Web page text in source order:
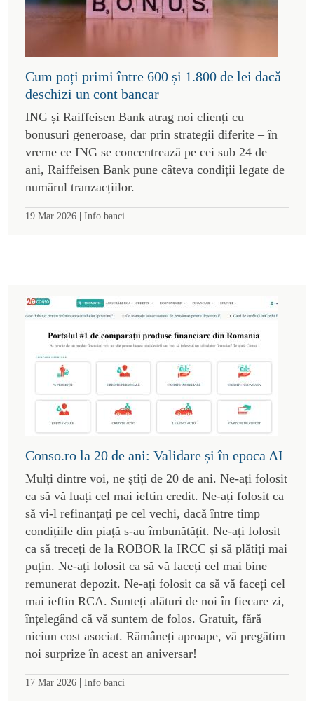
Cum poți primi între 600 și 1.800 de lei dacă
deschizi un cont bancar
ING și Raiffeisen Bank atrag noi clienți cu
bonusuri generoase, dar prin strategii diferite – în
vreme ce ING se concentrează pe cei sub 24 de
ani, Raiffeisen Bank pune câteva condiții legate de
numărul tranzacțiilor.
19 Mar 2026 | Info banci
Conso.ro la 20 de ani: Validare și în epoca AI
Mulți dintre voi, ne știți de 20 de ani. Ne-ați folosit
ca să vă luați cel mai ieftin credit. Ne-ați folosit ca
să vi-l refinanțați pe cel vechi, dacă între timp
condițiile din piață s-au îmbunătățit. Ne-ați folosit
ca să treceți de la ROBOR la IRCC și să plătiți mai
puțin. Ne-ați folosit ca să vă faceți cel mai bine
remunerat depozit. Ne-ați folosit ca să vă faceți cel
mai ieftin RCA. Sunteți alături de noi în fiecare zi,
înțelegând că vă suntem de folos. Gratuit, fără
niciun cost asociat. Rămâneți aproape, vă pregătim
noi surprize în acest an aniversar!
17 Mar 2026 | Info banci